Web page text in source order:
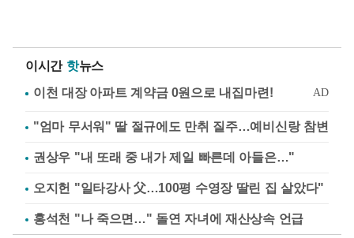
이시간 핫뉴스
"엄마 무서워" 딸 절규에도 만취 질주…예비신랑 참변
권상우 "내 또래 중 내가 제일 빠른데 아들은…"
오지헌 "일타강사 父…100평 수영장 딸린 집 살았다"
홍석천 "나 죽으면…" 돌연 자녀에 재산상속 언급